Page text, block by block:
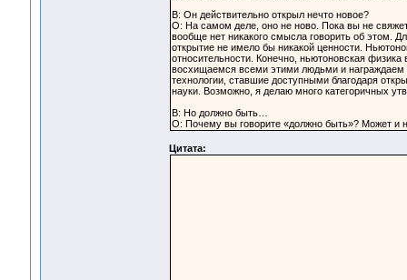
В: Он действительно открыл нечто новое?
О: На самом деле, оно не ново. Пока вы не
вообще нет никакого смысла говорить об этом.
открытие не имело бы никакой ценности.
относительности. Конечно, ньютоновская
восхищаемся всеми этими людьми и награждаем
технологии, ставшие доступными благодаря
науки. Возможно, я делаю много категоричных
В: Но должно быть…
О: Почему вы говорите «должно быть»? Может и
Цитата: